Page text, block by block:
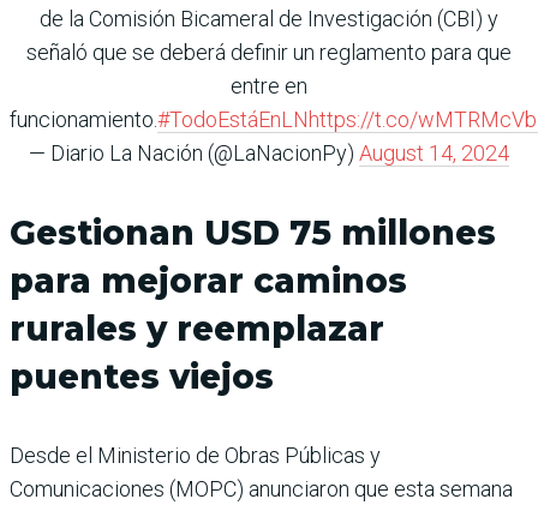
de la Comisión Bicameral de Investigación (CBI) y
señaló que se deberá definir un reglamento para que
entre en
funcionamiento.#TodoEstáEnLNhttps://t.co/
— Diario La Nación (@LaNacionPy) August 14, 2024
Gestionan USD 75 millones
para mejorar caminos
rurales y reemplazar
puentes viejos
Desde el Ministerio de Obras Públicas y
Comunicaciones (MOPC) anunciaron que esta semana